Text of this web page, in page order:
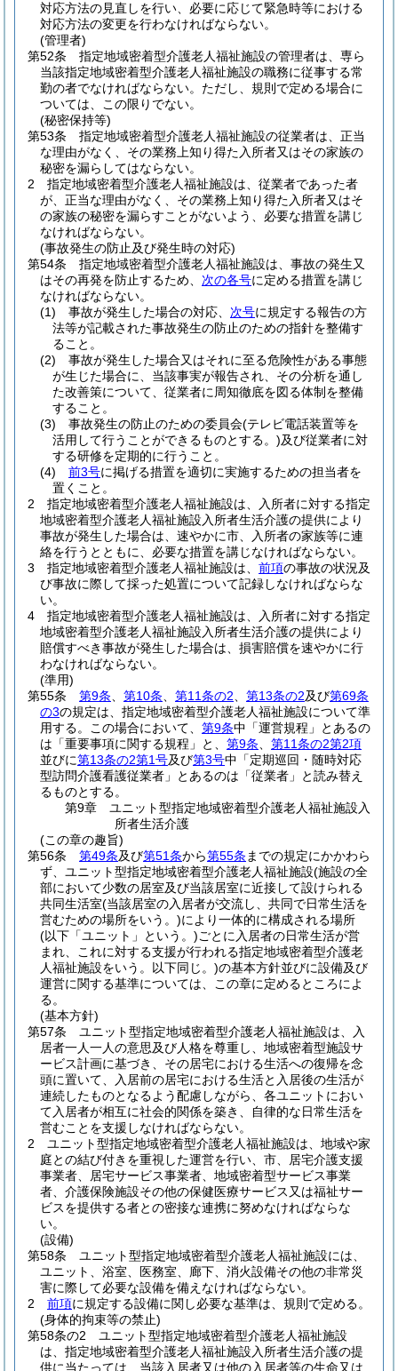
対応方法の見直しを行い、必要に応じて緊急時等における
対応方法の変更を行わなければならない。
(管理者)
第52条
指定地域密着型介護老人福祉施設の管理者は、専ら
当該指定地域密着型介護老人福祉施設の職務に従事する常
勤の者でなければならない。 ただし、規則で定める場合に
ついては、この限りでない。
(秘密保持等)
第53条
指定地域密着型介護老人福祉施設の従業者は、正当
な理由がなく、その業務上知り得た入所者又はその家族の
秘密を漏らしてはならない。
2
指定地域密着型介護老人福祉施設は、従業者であった者
が、正当な理由がなく、その業務上知り得た入所者又はそ
の家族の秘密を漏らすことがないよう、必要な措置を講じ
なければならない。
(事故発生の防止及び発生時の対応)
第54条
指定地域密着型介護老人福祉施設は、事故の発生又
はその再発を防止するため、 次の各号に定める措置を講じ
なければならない。
(1)
事故が発生した場合の対応、 次号に規定する報告の方
法等が記載された事故発生の防止のための指針を整備す
ること。
(2)
事故が発生した場合又はそれに至る危険性がある事態
が生じた場合に、当該事実が報告され、その分析を通し
た改善策について、従業者に周知徹底を図る体制を整備
すること。
(3)
事故発生の防止のための委員会(テレビ電話装置等を
活用して行うことができるものとする。)及び従業者に対
する研修を定期的に行うこと。
(4)
前3号に掲げる措置を適切に実施するための担当者を
置くこと。
2
指定地域密着型介護老人福祉施設は、入所者に対する指定
地域密着型介護老人福祉施設入所者生活介護の提供により
事故が発生した場合は、速やかに市、入所者の家族等に連
絡を行うとともに、必要な措置を講じなければならない。
3
指定地域密着型介護老人福祉施設は、 前項の事故の状況及
び事故に際して採った処置について記録しなければならな
い。
4
指定地域密着型介護老人福祉施設は、入所者に対する指定
地域密着型介護老人福祉施設入所者生活介護の提供により
賠償すべき事故が発生した場合は、損害賠償を速やかに行
わなければならない。
(準用)
第55条
第9条 第10条 第11条の2 第13条の2及び第69条
の3の規定は、指定地域密着型介護老人福祉施設について準
用する。
この場合において、 第9条中「運営規程」とあるの
は「重要事項に関する規程」と、 第9条
第11条の2第2項
並びに第13条の2第1号及び第3号中「定期巡回・随時対応
型訪問介護看護従業者」とあるのは「従業者」と読み替え
るものとする。
第9章
ユニット型指定地域密着型介護老人福祉施設入
所者生活介護
(この章の趣旨)
第56条
第49条及び第51条から第55条 までの規定にかかわら
ず、ユニット型指定地域密着型介護老人福祉施設(施設の全
部において少数の居室及び当該居室に近接して設けられる
共同生活室(当該居室の入居者が交流し、共同で日常生活を
営むための場所をいう。)により一体的に構成される場所
(以下「ユニット」という。)ごとに入居者の日常生活が営
まれ、これに対する支援が行われる指定地域密着型介護老
人福祉施設をいう。以下同じ。)の基本方針並びに設備及び
運営に関する基準については、この章に定めるところによ
る。
(基本方針)
第57条
ユニット型指定地域密着型介護老人福祉施設は、入
居者一人一人の意思及び人格を尊重し、地域密着型施設サ
ービス計画に基づき、その居宅における生活への復帰を念
頭に置いて、入居前の居宅における生活と入居後の生活が
連続したものとなるよう配慮しながら、各ユニットにおい
て入居者が相互に社会的関係を築き、自律的な日常生活を
営むことを支援しなければならない。
2
ユニット型指定地域密着型介護老人福祉施設は、地域や家
庭との結び付きを重視した運営を行い、市、居宅介護支援
事業者、居宅サービス事業者、地域密着型サービス事業
者、介護保険施設その他の保健医療サービス又は福祉サー
ビスを提供する者との密接な連携に努めなければならな
い。
(設備)
第58条
ユニット型指定地域密着型介護老人福祉施設には、
ユニット、浴室、医務室、廊下、消火設備その他の非常災
害に際して必要な設備を備えなければならない。
2
前項に規定する設備に関し必要な基準は、規則で定める。
(身体的拘束等の禁止)
第58条の2
ユニット型指定地域密着型介護老人福祉施設
は、指定地域密着型介護老人福祉施設入所者生活介護の提
供に当たっては、当該入居者又は他の入居者等の生命又は